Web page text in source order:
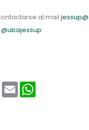
al mail
@ubajessup.
TwitterEmail